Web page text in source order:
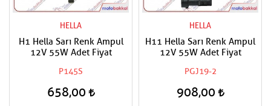
HELLA
H1 Hella Sarı Renk Ampul
12V 55W Adet Fiyat
P145S
658,00
HELLA
H11 Hella Sarı Renk Ampul
12V 55W Adet Fiyat
PGJ19-2
908,00